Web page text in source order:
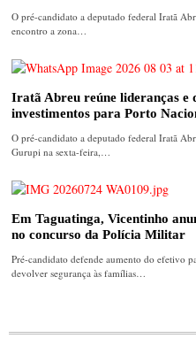
O pré-candidato a deputado federal Iratã
encontro a zona…
Iratã Abreu reúne lideranças e
investimentos para Porto
O pré-candidato a deputado federal Iratã
Gurupi na sexta-feira,…
Em Taguatinga, Vicentinho
no concurso da Polícia Militar
Pré-candidato defende aumento do efetivo
devolver segurança às famílias…